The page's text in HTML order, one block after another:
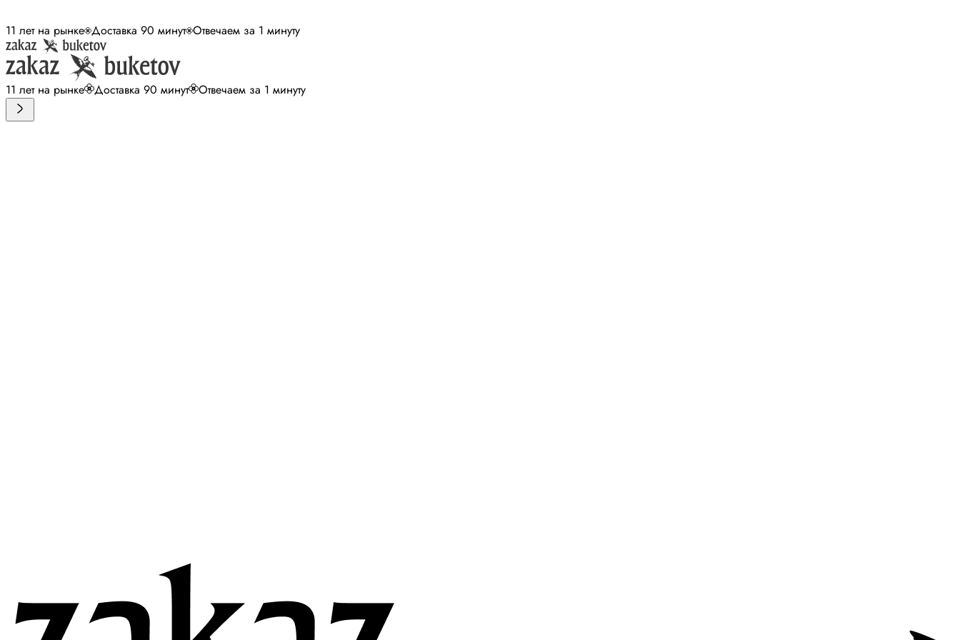
11 лет на рынке Доставка 90 минут Отвечаем за 1 минуту
11 лет на рынке Доставка 90 минут Отвечаем за 1 минуту